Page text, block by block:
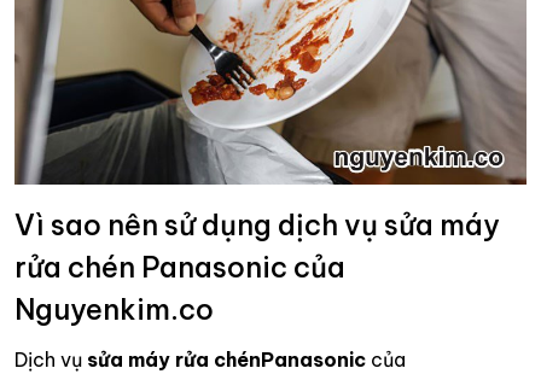
Vì sao nên sử dụng dịch vụ sửa máy
rửa chén Panasonic của
Nguyenkim.co
Dịch vụ sửa máy rửa chénPanasonic của